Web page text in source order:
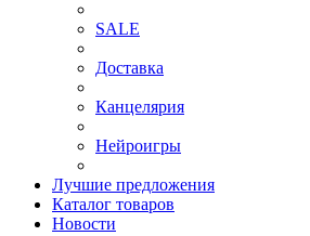
SALE
Доставка
Канцелярия
Нейроигры
Лучшие предложения
Каталог товаров
Новости